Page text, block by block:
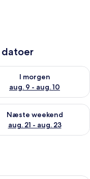
9
I morgen
aug. 9 - aug. 10
for i
14 - aug. 16
Næste weekend
aug. 21 - aug. 23
for næste